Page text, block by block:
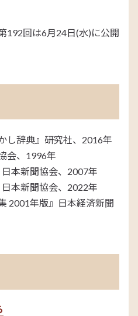
192回は6月24日(水)に公開
し辞典』研究社、2016年
会、1996年
日本新聞協会、2007年
日本新聞協会、2022年
2001年版』日本経済新聞